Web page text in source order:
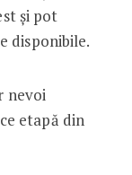
și pot
disponibile.
nevoi
etapă din